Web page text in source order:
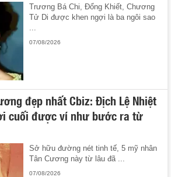
Trương Bá Chi, Đổng Khiết, Chương
Tử Di được khen ngợi là ba ngôi sao
...
07/08/2026
đẹp nhất Cbiz: Địch Lệ Nhiệt
cuối được ví như bước ra từ
Sở hữu đường nét tinh tế, 5 mỹ nhân
Tân Cương này từ lâu đã ...
07/08/2026